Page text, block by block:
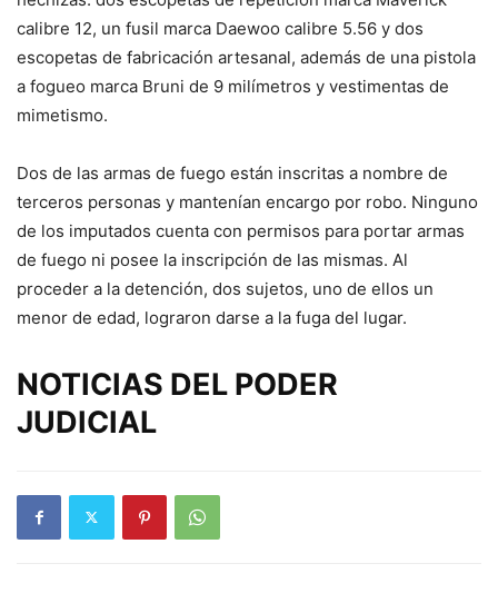
calibre 12, un fusil marca Daewoo calibre 5.56 y dos
escopetas de fabricación artesanal, además de una pistola
a fogueo marca Bruni de 9 milímetros y vestimentas de
mimetismo.
Dos de las armas de fuego están inscritas a nombre de
terceros personas y mantenían encargo por robo. Ninguno
de los imputados cuenta con permisos para portar armas
de fuego ni posee la inscripción de las mismas. Al
proceder a la detención, dos sujetos, uno de ellos un
menor de edad, lograron darse a la fuga del lugar.
NOTICIAS DEL PODER
JUDICIAL